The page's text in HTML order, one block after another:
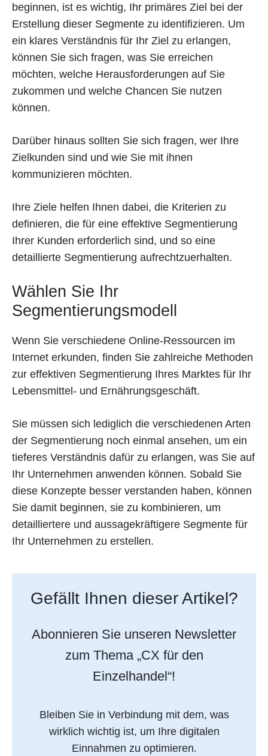
beginnen, ist es wichtig, Ihr primäres Ziel bei der
Erstellung dieser Segmente zu identifizieren. Um
ein klares Verständnis für Ihr Ziel zu erlangen,
können Sie sich fragen, was Sie erreichen
möchten, welche Herausforderungen auf Sie
zukommen und welche Chancen Sie nutzen
können.
Darüber hinaus sollten Sie sich fragen, wer Ihre
Zielkunden sind und wie Sie mit ihnen
kommunizieren möchten.
Ihre Ziele helfen Ihnen dabei, die Kriterien zu
definieren, die für eine effektive Segmentierung
Ihrer Kunden erforderlich sind, und so eine
detaillierte Segmentierung aufrechtzuerhalten.
Wählen Sie Ihr
Segmentierungsmodell
Wenn Sie verschiedene Online-Ressourcen im
Internet erkunden, finden Sie zahlreiche Methoden
zur effektiven Segmentierung Ihres Marktes für Ihr
Lebensmittel- und Ernährungsgeschäft.
Sie müssen sich lediglich die verschiedenen Arten
der Segmentierung noch einmal ansehen, um ein
tieferes Verständnis dafür zu erlangen, was Sie auf
Ihr Unternehmen anwenden können. Sobald Sie
diese Konzepte besser verstanden haben, können
Sie damit beginnen, sie zu kombinieren, um
detailliertere und aussagekräftigere Segmente für
Ihr Unternehmen zu erstellen.
Gefällt Ihnen dieser Artikel?
Abonnieren Sie unseren Newsletter
zum Thema „CX für den
Einzelhandel“!
Bleiben Sie in Verbindung mit dem, was
wirklich wichtig ist, um Ihre digitalen
Einnahmen zu optimieren.